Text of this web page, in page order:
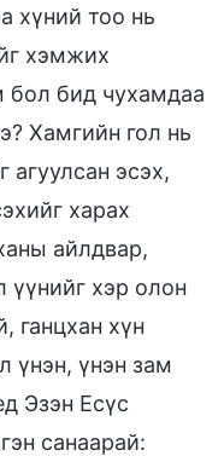
хүний тоо нь
хэмжих
бол бид чухамдаа
Хамгийн гол нь
агуулсан эсэх,
харах
айлдвар,
хэр олон
ганцхан хүн
үнэн, үнэн зам
Эзэн Есүс
санаарай: